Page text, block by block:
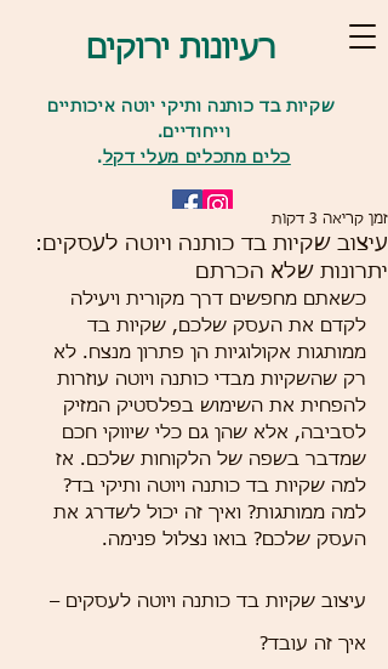
רעיונות ירוקים
שקיות בד כותנה ותיקי יוטה איכותיים
וייחודיים.
כלים מתכלים מעלי דקל.
עיצוב שקיות בד כותנה ויוטה לעסקים:
יתרונות שלא הכרתם
זמן קריאה 3 דקות
כשאתם מחפשים דרך מקורית ויעילה
לקדם את העסק שלכם, שקיות בד
ממותגות אקולוגיות הן פתרון מנצח. לא
רק שהשקיות מבדי כותנה ויוטה עוזרות
להפחית את השימוש בפלסטיק המזיק
לסביבה, אלא שהן גם כלי שיווקי חכם
שמדבר בשפה של הלקוחות שלכם. אז
למה שקיות בד כותנה ויוטה ותיקי בד?
למה ממותגות? ואיך זה יכול לשדרג את
העסק שלכם? בואו נצלול פנימה.
עיצוב שקיות בד כותנה ויוטה לעסקים –
איך זה עובד?